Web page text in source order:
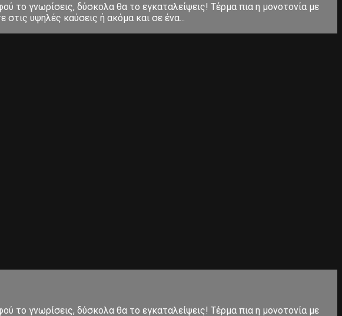
το γνωρίσεις, δύσκολα θα το εγκαταλείψεις! Τέρμα πια η μονοτονία με
υψηλές καύσεις ή ακόμα και σε ένα...
το γνωρίσεις, δύσκολα θα το εγκαταλείψεις! Τέρμα πια η μονοτονία με